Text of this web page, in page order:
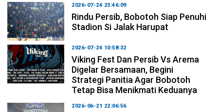
2026-07-24 23:46:09
Rindu Persib, Bobotoh Siap Penuhi
Stadion Si Jalak Harupat
2026-07-24 10:58:32
Viking Fest Dan Persib Vs Arema
Digelar Bersamaan, Begini
Strategi Panitia Agar Bobotoh
Tetap Bisa Menikmati Keduanya
2026-06-21 22:06:56